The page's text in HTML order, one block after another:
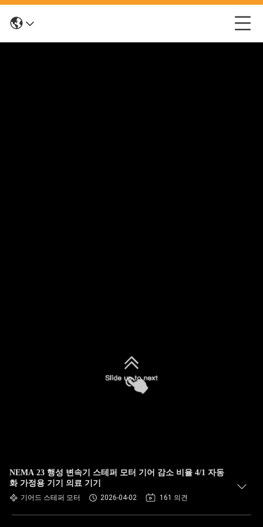
NEMA 23 행성 변속기 스테퍼 모터 기어 감소 비율 4/1 자동
화 가정용 기기 의료 기기
기어드 스테퍼 모터 2026-04-02 161 의견